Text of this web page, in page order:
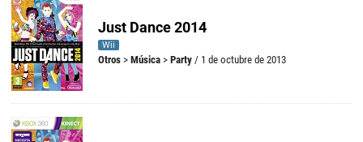
Just Dance 2014
Wii
Otros > Música > Party / 1 de octubre de 2013